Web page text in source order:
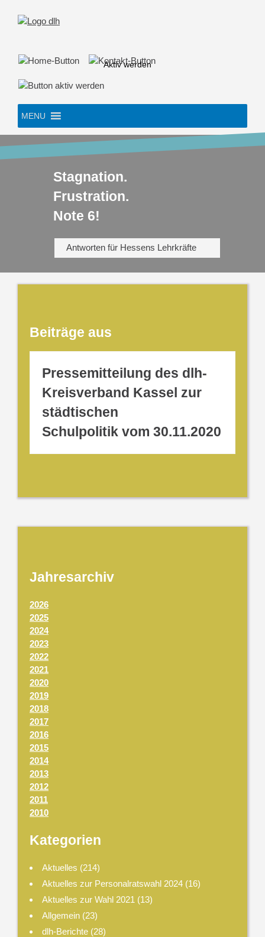
Aktiv werden
MENU
Stagnation.
Frustration.
Note 6!
Antworten für Hessens Lehrkräfte
Beiträge aus
Pressemitteilung des dlh-
Kreisverband Kassel zur
städtischen
Schulpolitik vom 30.11.2020
Jahresarchiv
2026
2025
2024
2023
2022
2021
2020
2019
2018
2017
2016
2015
2014
2013
2012
2011
2010
Kategorien
Aktuelles (214)
Aktuelles zur Personalratswahl 2024 (16)
Aktuelles zur Wahl 2021 (13)
Allgemein (23)
dlh-Berichte (28)